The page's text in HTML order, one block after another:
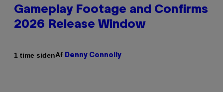
Gameplay Footage and Confirms
2026 Release Window
1 time sidenAf Denny Connolly